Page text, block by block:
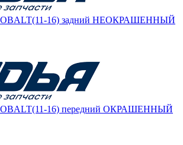
16) задний НЕОКРАШЕННЫЙ
16) передний ОКРАШЕННЫЙ